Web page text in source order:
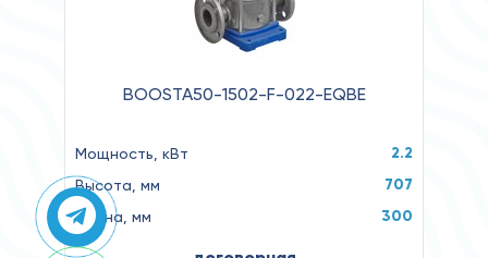
BOOSTA50-1502-F-022-EQBE
Мощность, кВт 2.2
Высота, мм 707
Длина, мм 300